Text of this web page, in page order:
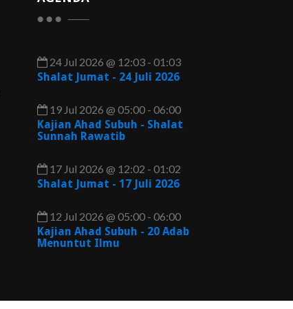
24 Jul 2026 @ 12:03 - 01:03
Shalat Jumat - 24 Juli 2026
19 Jul 2026 @ 05:00 - 06:00
Kajian Ahad Subuh - Shalat
Sunnah Rawatib
17 Jul 2026 @ 12:02 - 01:02
Shalat Jumat - 17 Juli 2026
12 Jul 2026 @ 05:00 - 06:00
Kajian Ahad Subuh - 20 Adab
Menuntut Ilmu